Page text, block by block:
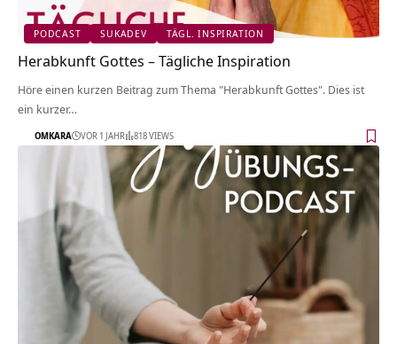
PODCAST SUKADEV TÄGL. INSPIRATION
Herabkunft Gottes – Tägliche Inspiration
Höre einen kurzen Beitrag zum Thema "Herabkunft Gottes". Dies ist
ein kurzer…
OMKARA VOR 1 JAHR 818 VIEWS